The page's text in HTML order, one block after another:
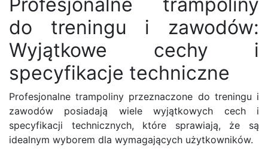
Profesjonalne trampoliny
do treningu i zawodów:
Wyjątkowe cechy i
specyfikacje techniczne
Profesjonalne trampoliny przeznaczone do treningu i
zawodów posiadają wiele wyjątkowych cech i
specyfikacji technicznych, które sprawiają, że są
idealnym wyborem dla wymagających użytkowników.